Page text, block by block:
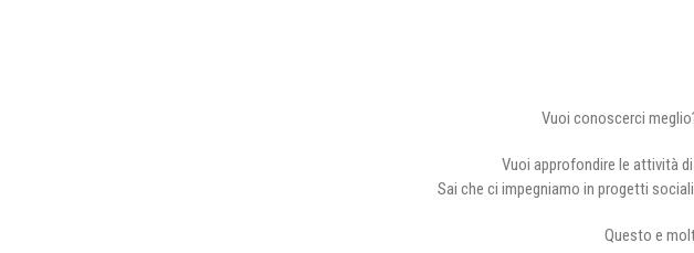
Vuoi conoscerci
Vuoi approfondire le attività
Sai che ci impegniamo in progetti
Questo e